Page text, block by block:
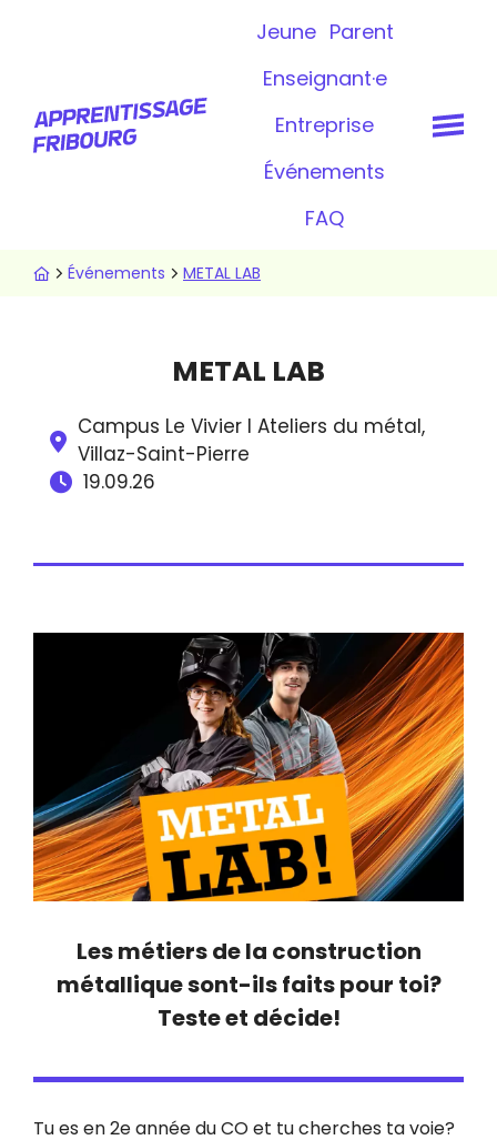
TopbarJeune Parent
Enseignant·e
Entreprise
Événements
FAQ
Fil
Événements METAL LAB
METAL LAB
Campus Le Vivier I Ateliers du métal,
Villaz-Saint-Pierre
19.09.26
Les métiers de la construction
métallique sont-ils faits pour toi?
Teste et décide!
Tu es en 2e année du CO et tu cherches ta voie?